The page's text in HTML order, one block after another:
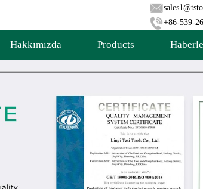
+86-539-
Hakkımızda Products